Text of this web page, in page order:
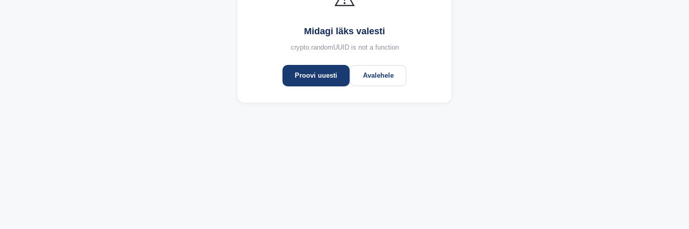
Midagi läks valesti
crypto.randomUUID is not a function
Proovi uuesti Avalehele